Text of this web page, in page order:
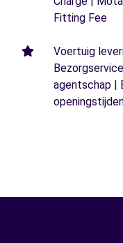
Fitting Fee
Voertuig
agentschap |